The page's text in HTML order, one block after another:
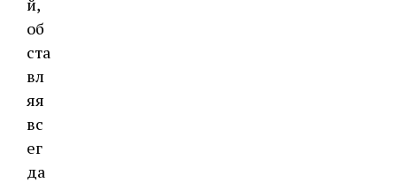
об
ста
вл
яя
вс
ег
да